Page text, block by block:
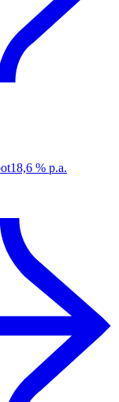
18,6 % p.a.